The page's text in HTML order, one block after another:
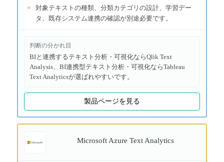
×
対象テキストの種類、分類カテゴリの設計、学習デー
タ、既存システム連携の確認が別途必要です。
判断の分かれ目
BIと連携するテキスト分析・可視化ならQlik Text
Analysis、BI連携型テキスト分析・可視化ならTableau
Text Analyticsが選ばれやすいです。
製品ページを見る
Microsoft Azure Text Analytics